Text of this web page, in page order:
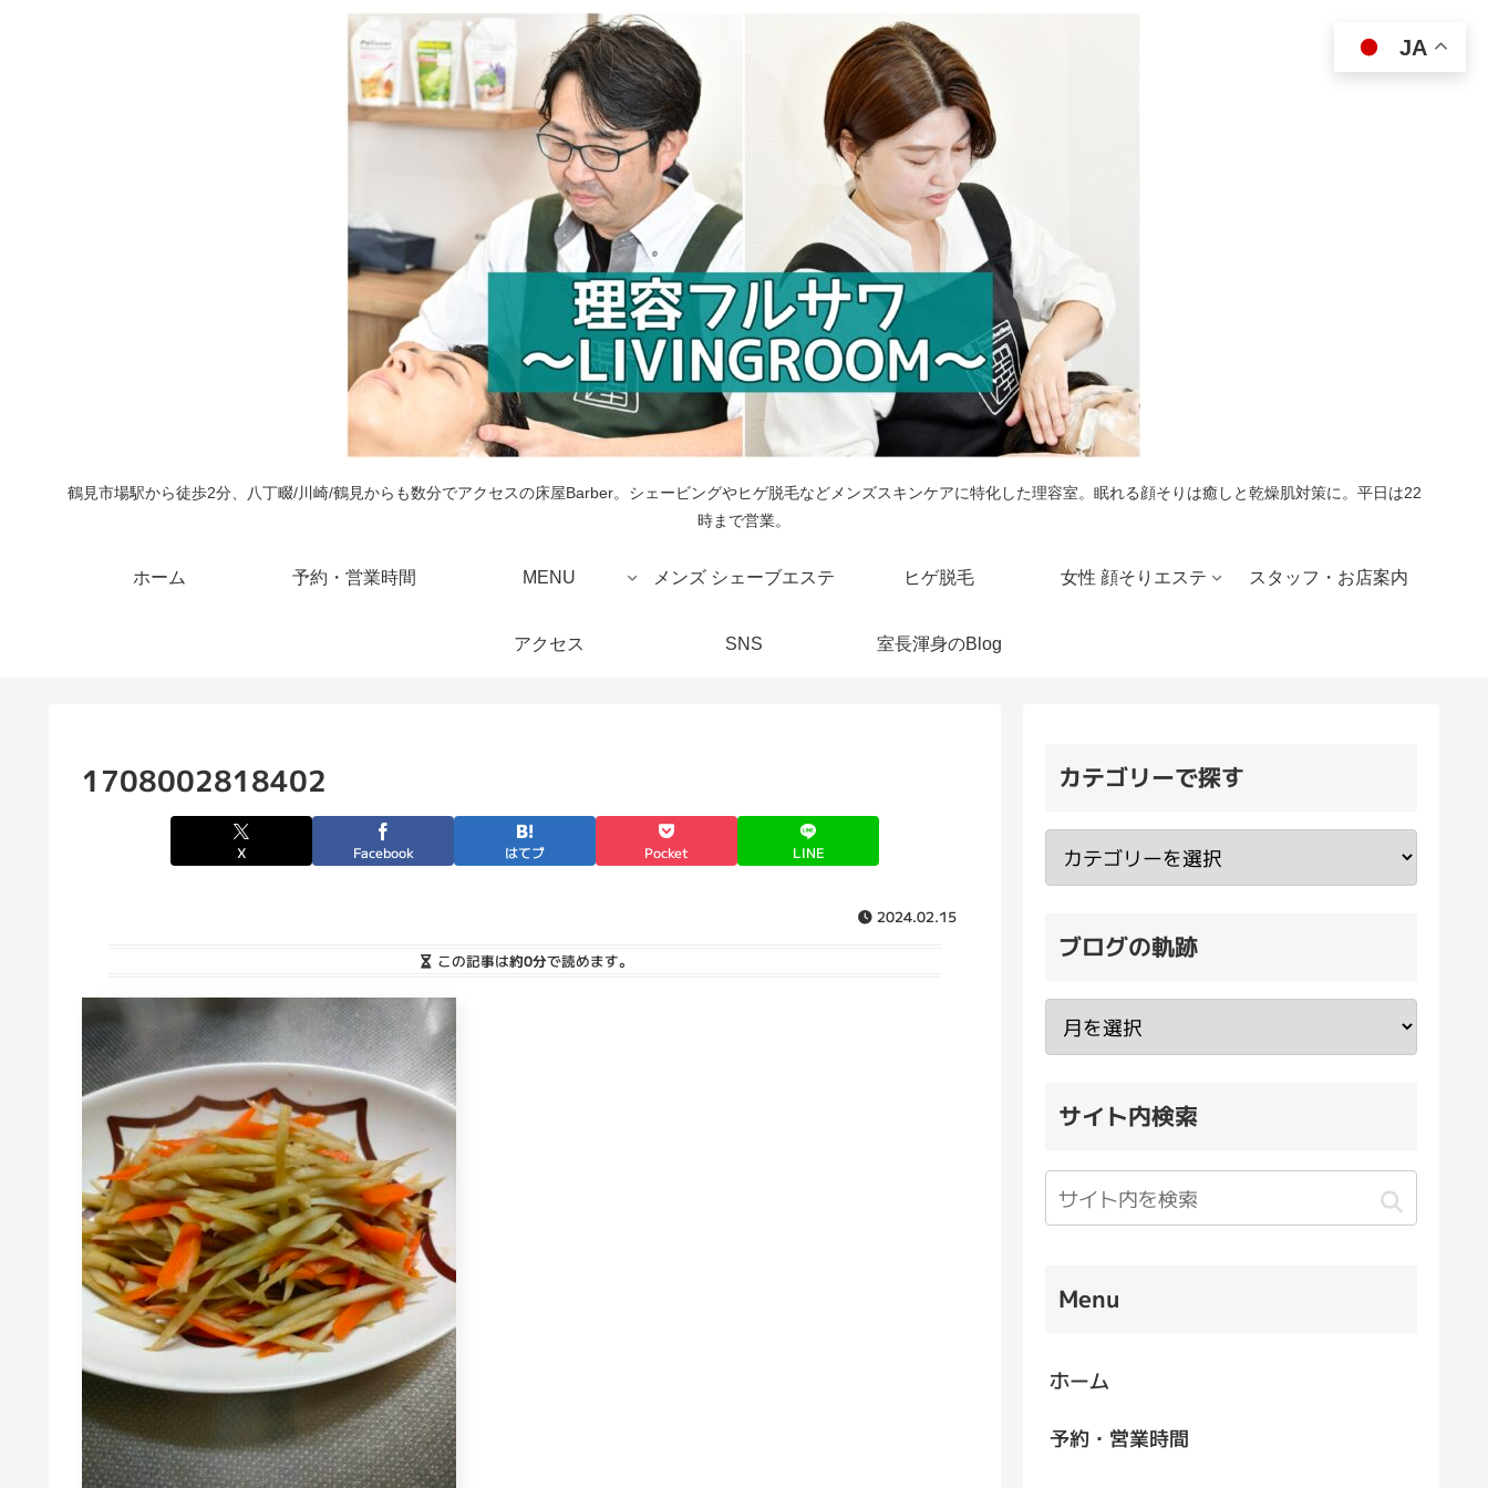
鶴見市場駅から徒歩2分、八丁畷/川崎/鶴見からも数分でアクセスの床屋Barber。シェービングやヒゲ脱毛などメンズスキンケアに特化した理容室。眠れる顔そりは癒しと乾燥肌対策に。平日は22
時まで営業。
ホーム 予約・営業時間 MENU メンズ シェーブエステ ヒゲ脱毛 女性 顔そりエステ スタッフ・お店案内
アクセス SNS 室長渾身のBlog
1708002818402
X Facebook はてブ Pocket LINE
2024.02.15
この記事は約0分で読めます。
カテゴリーで探す
ブログの軌跡
サイト内検索
Menu
ホーム
予約・営業時間
JA